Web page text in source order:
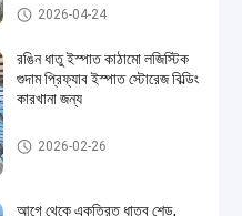
ইস্পাত কাঠামো নির্মাণ
2026-04-24
রঙিন ধাতু ইস্পাত কাঠামো লজিস্টিক
গুদাম প্রিফ্যাব ইস্পাত স্টোরেজ বিল্ডিং
কারখানা জন্য
ইস্পাত কাঠামো নির্মাণ
2026-02-26
আগে থেকে একত্রিত ধাতব শেড,